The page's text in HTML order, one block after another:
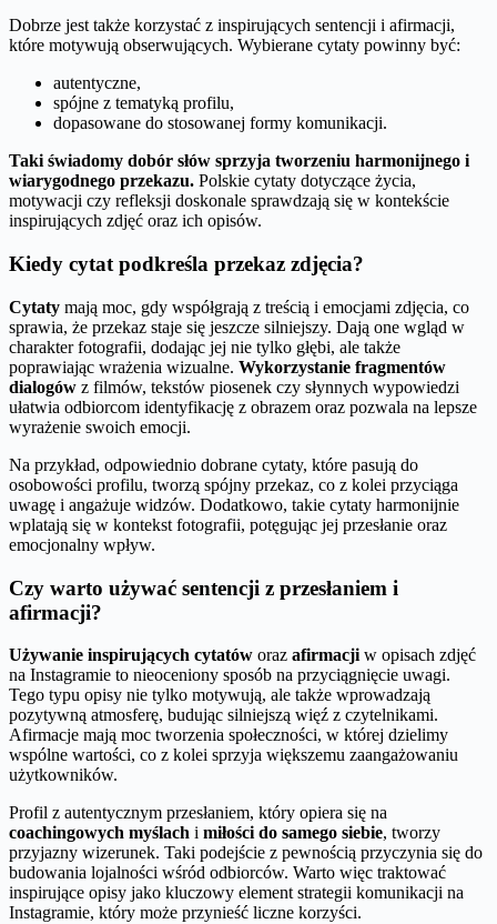
Dobrze jest także korzystać z inspirujących sentencji i afirmacji,
które motywują obserwujących. Wybierane cytaty powinny być:
autentyczne,
spójne z tematyką profilu,
dopasowane do stosowanej formy komunikacji.
Taki świadomy dobór słów sprzyja tworzeniu harmonijnego i
wiarygodnego przekazu. Polskie cytaty dotyczące życia,
motywacji czy refleksji doskonale sprawdzają się w kontekście
inspirujących zdjęć oraz ich opisów.
Kiedy cytat podkreśla przekaz zdjęcia?
Cytaty mają moc, gdy współgrają z treścią i emocjami zdjęcia, co
sprawia, że przekaz staje się jeszcze silniejszy. Dają one wgląd w
charakter fotografii, dodając jej nie tylko głębi, ale także
poprawiając wrażenia wizualne. Wykorzystanie fragmentów
dialogów z filmów, tekstów piosenek czy słynnych wypowiedzi
ułatwia odbiorcom identyfikację z obrazem oraz pozwala na lepsze
wyrażenie swoich emocji.
Na przykład, odpowiednio dobrane cytaty, które pasują do
osobowości profilu, tworzą spójny przekaz, co z kolei przyciąga
uwagę i angażuje widzów. Dodatkowo, takie cytaty harmonijnie
wplatają się w kontekst fotografii, potęgując jej przesłanie oraz
emocjonalny wpływ.
Czy warto używać sentencji z przesłaniem i
afirmacji?
Używanie inspirujących cytatów oraz afirmacji w opisach zdjęć
na Instagramie to nieoceniony sposób na przyciągnięcie uwagi.
Tego typu opisy nie tylko motywują, ale także wprowadzają
pozytywną atmosferę, budując silniejszą więź z czytelnikami.
Afirmacje mają moc tworzenia społeczności, w której dzielimy
wspólne wartości, co z kolei sprzyja większemu zaangażowaniu
użytkowników.
Profil z autentycznym przesłaniem, który opiera się na
coachingowych myślach i miłości do samego siebie, tworzy
przyjazny wizerunek. Taki podejście z pewnością przyczynia się do
budowania lojalności wśród odbiorców. Warto więc traktować
inspirujące opisy jako kluczowy element strategii komunikacji na
Instagramie, który może przynieść liczne korzyści.